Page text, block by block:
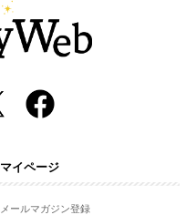
マイページ
メールマガジン登録